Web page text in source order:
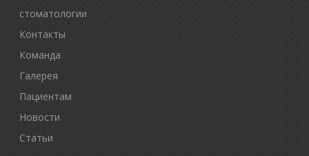
стоматологии
Контакты
Команда
Галерея
Пациентам
Новости
Статьи